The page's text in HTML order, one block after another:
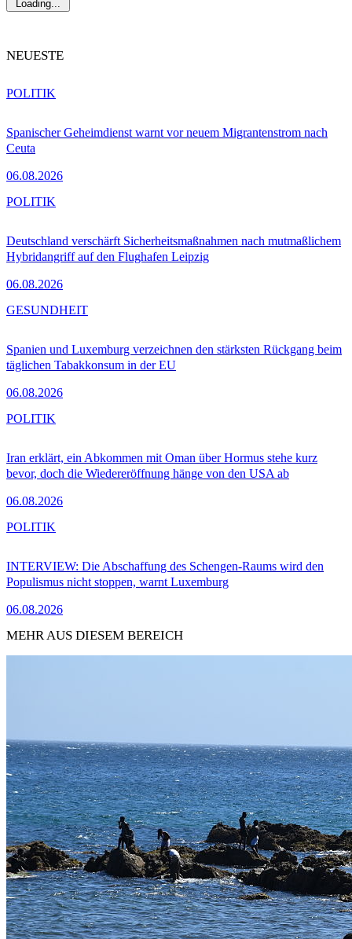
Loading...
NEUESTE
Spanischer Geheimdienst warnt vor neuem Migrantenstrom nach
Ceuta
06.08.2026
POLITIK
Deutschland verschärft Sicherheitsmaßnahmen nach mutmaßlichem
Hybridangriff auf den Flughafen Leipzig
06.08.2026
POLITIK
Spanien und Luxemburg verzeichnen den stärksten Rückgang beim
täglichen Tabakkonsum in der EU
06.08.2026
GESUNDHEIT
Iran erklärt, ein Abkommen mit Oman über Hormus stehe kurz
bevor, doch die Wiedereröffnung hänge von den USA ab
06.08.2026
POLITIK
INTERVIEW: Die Abschaffung des Schengen-Raums wird den
Populismus nicht stoppen, warnt Luxemburg
06.08.2026
POLITIK
MEHR AUS DIESEM BEREICH